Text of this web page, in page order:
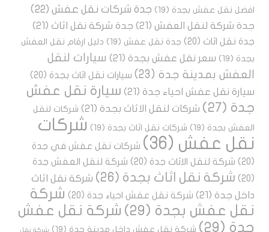
افضل نقل عفش بجدة (19) جدة شركات نقل عفش (22)
جدة شركة لنقل العفش (21) جدة شركة نقل اثاث (21)
جدة نقل اثاث (20) جدة نقل عفش (19)
دليل ارقام نقل العفش
بجدة (19) سعر نقل عفش بجدة (21)
سيارات لنقل
العفش بمدينة جدة (23) سيارات نقل اثاث بجدة (20)
سيارة نقل عفش احياء جدة (21)
سيارة نقل عفش
جدة (27) شركات لنقل الاثاث بجدة (21) شركات لنقل
العفش بجدة (19) شركات نقل اثاث بجدة (19)
شركات
نقل عفش (36)
شركات نقل عفش في جدة
(20)
شركة لنقل الاثاث جدة (20)
شركة لنقل العفش جدة
(20)
شركة نقل اثاث بجدة (26)
شركة نقل اثاث
داخل جدة (21) شركة نقل عفش احياء جدة (20)
شركة
نقل عفش بجدة (29)
شركة نقل عفش
جدة (29) شركة نقل عفش داخل مدينة جدة (19) شركة نقل